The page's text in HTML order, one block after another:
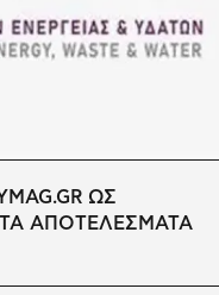
ΩΣ
ΑΠΟΤΕΛΕΣΜΑΤΑ